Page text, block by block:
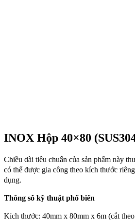
INOX Hộp 40×80
Chiều dài tiêu chuẩn của sản phẩm này
có thể được gia công theo kích thước
dụng.
Thông số kỹ thuật phổ biến
Kích thước: 40mm x 80mm x 6m (cắt